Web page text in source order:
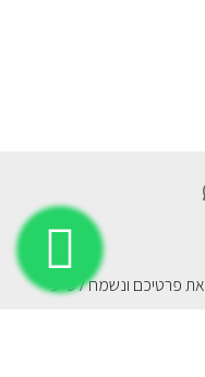
את פרטיכם ונשמח לסייע